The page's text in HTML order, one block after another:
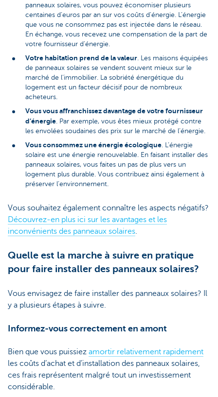
panneaux solaires, vous pouvez économiser plusieurs
centaines d’euros par an sur vos coûts d'énergie. L’énergie
que vous ne consommez pas est injectée dans le réseau.
En échange, vous recevez une compensation de la part de
votre fournisseur d’énergie.
Votre habitation prend de la valeur. Les maisons équipées
de panneaux solaires se vendent souvent mieux sur le
marché de l’immobilier. La sobriété énergétique du
logement est un facteur décisif pour de nombreux
acheteurs.
Vous vous affranchissez davantage de votre fournisseur
d’énergie. Par exemple, vous êtes mieux protégé contre
les envolées soudaines des prix sur le marché de l’énergie.
Vous consommez une énergie écologique. L’énergie
solaire est une énergie renouvelable. En faisant installer des
panneaux solaires, vous faites un pas de plus vers un
logement plus durable. Vous contribuez ainsi également à
préserver l’environnement.
Vous souhaitez également connaître les aspects négatifs?
Découvrez-en plus ici sur les avantages et les
inconvénients des panneaux solaires.
Quelle est la marche à suivre en pratique
pour faire installer des panneaux solaires?
Vous envisagez de faire installer des panneaux solaires? Il
y a plusieurs étapes à suivre.
Informez-vous correctement en amont
Bien que vous puissiez amortir relativement rapidement
les coûts d’achat et d’installation des panneaux solaires,
ces frais représentent malgré tout un investissement
considérable.